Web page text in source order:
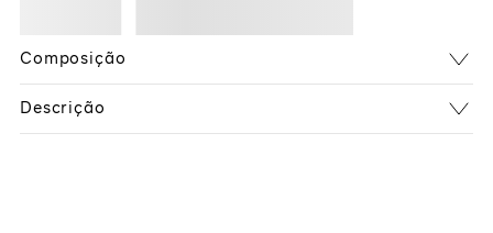
Composição
Descrição